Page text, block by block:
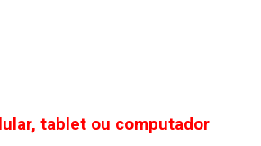
tablet ou computador